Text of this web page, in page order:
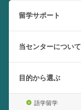
留学サポート
当センターについて
目的から選ぶ
語学留学